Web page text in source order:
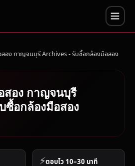
อง กาญจนบุรี Archives - รับซื้อกล้องมือสอง
สอง กาญจนบุรี
ซื้อกล้องมือสอง
⚡ตอบไว 10–30 นาที